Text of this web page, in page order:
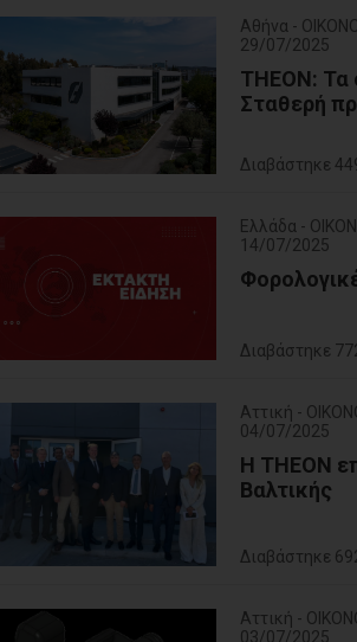
Αθήνα -
29/07/2025
THEON:
Σταθερή
Διαβάστηκε
Ελλάδα -
14/07/2025
Διαβάστηκε
Αττική -
04/07/2025
Η THEON
Βαλτικής
Διαβάστηκε
Αττική -
03/07/2025